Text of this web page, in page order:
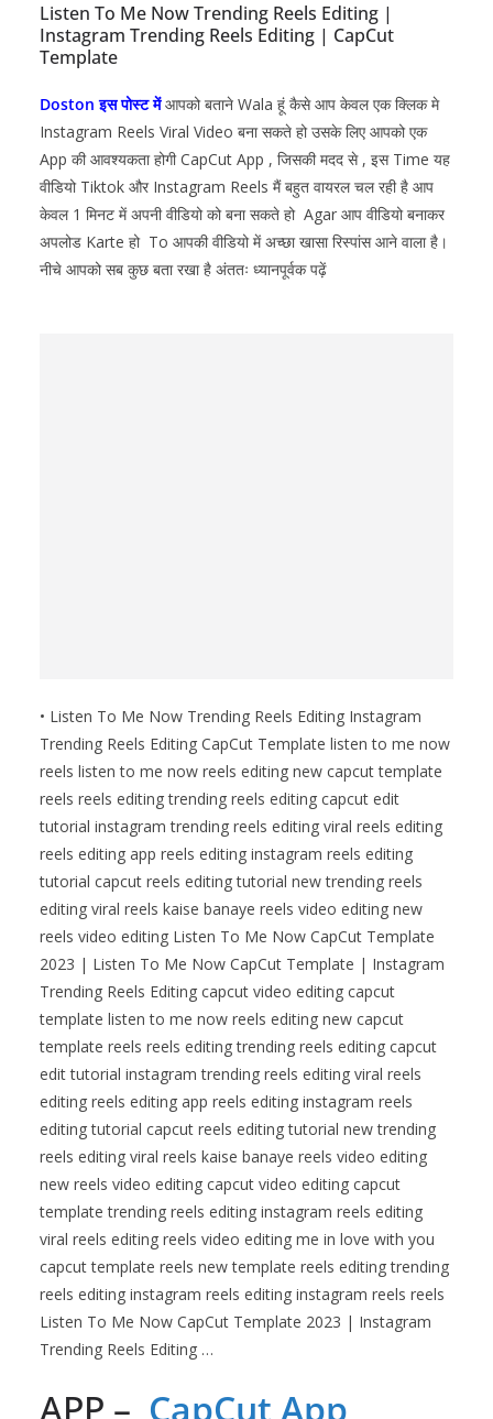
Listen To Me Now Trending Reels Editing |
Instagram Trending Reels Editing | CapCut
Template
Doston इस पोस्ट मेंआपको बताने Wala हूं कैसे आप केवल एक क्लिक मे
Instagram Reels Viral Video बना सकते हो उसके लिए आपको एक
App की आवश्यकता होगी CapCut App , जिसकी मदद से , इस Time यह
वीडियो Tiktok और Instagram Reels मैं बहुत वायरल चल रही है आप
केवल 1 मिनट में अपनी वीडियो को बना सकते हो Agar आप वीडियो बनाकर
अपलोड Karte हो To आपकी वीडियो में अच्छा खासा रिस्पांस आने वाला है।
नीचे आपको सब कुछ बता रखा है अंततः ध्यानपूर्वक पढ़ें
• Listen To Me Now Trending Reels Editing Instagram
Trending Reels Editing CapCut Template listen to me now
reels listen to me now reels editing new capcut template
reels reels editing trending reels editing capcut edit
tutorial instagram trending reels editing viral reels editing
reels editing app reels editing instagram reels editing
tutorial capcut reels editing tutorial new trending reels
editing viral reels kaise banaye reels video editing new
reels video editing Listen To Me Now CapCut Template
2023 | Listen To Me Now CapCut Template | Instagram
Trending Reels Editing capcut video editing capcut
template listen to me now reels editing new capcut
template reels reels editing trending reels editing capcut
edit tutorial instagram trending reels editing viral reels
editing reels editing app reels editing instagram reels
editing tutorial capcut reels editing tutorial new trending
reels editing viral reels kaise banaye reels video editing
new reels video editing capcut video editing capcut
template trending reels editing instagram reels editing
viral reels editing reels video editing me in love with you
capcut template reels new template reels editing trending
reels editing instagram reels editing instagram reels reels
Listen To Me Now CapCut Template 2023 | Instagram
Trending Reels Editing …
APP – CapCut App